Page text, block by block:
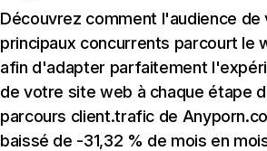
Découvrez comment l'audience de
principaux concurrents parcourt le
afin d'adapter parfaitement
de votre site web à chaque étape
parcours client.trafic de
baissé de -31,32 % de mois en